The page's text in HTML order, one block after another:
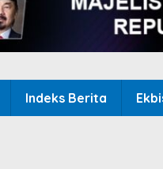
Indeks Berita